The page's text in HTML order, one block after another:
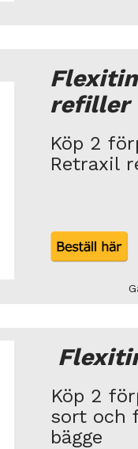
refiller
Köp 2
Retraxil
Köp 2
sort och
bägge